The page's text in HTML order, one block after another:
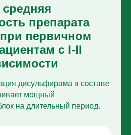
препарата
первичном
с I-II
дисульфирама в составе
мощный
на длительный период.